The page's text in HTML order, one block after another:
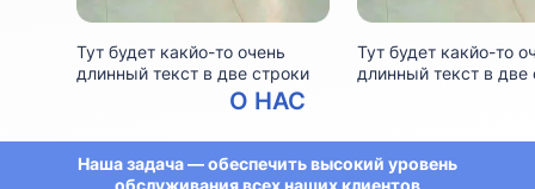
Тут будет какйо-то очень
длинный текст в две строки
Тут будет какйо-то
длинный текст в две
О НАС
Наша задача — обеспечить высокий уровень
обслуживания всех наших клиентов